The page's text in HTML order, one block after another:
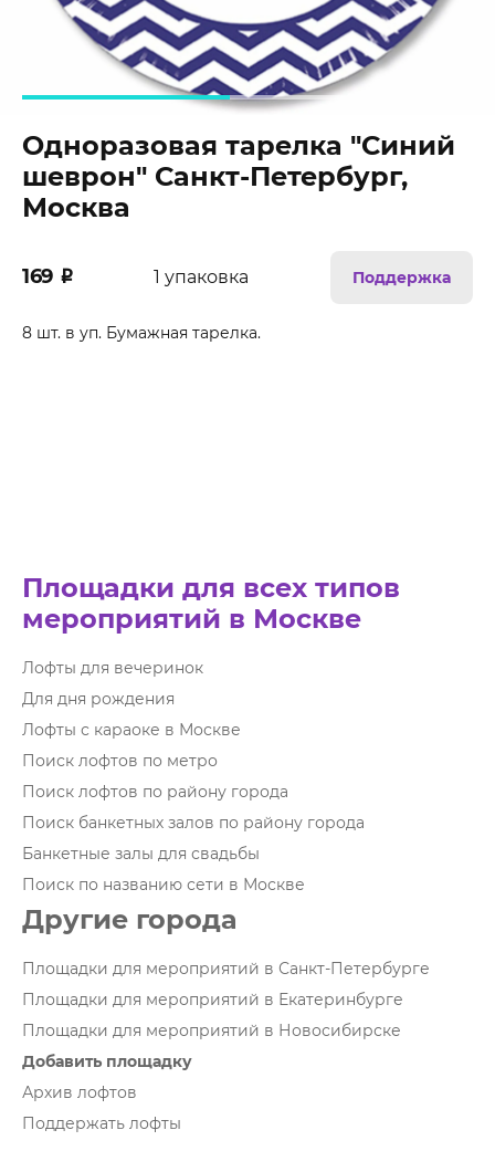
Одноразовая тарелка "Синий
шеврон" Санкт-Петербург,
Москва
169 ₽ 1 упаковка Поддержка
8 шт. в уп. Бумажная тарелка.
Площадки для всех типов
мероприятий в Москве
Лофты для вечеринок
Для дня рождения
Лофты с караоке в Москве
Поиск лофтов по метро
Поиск лофтов по району города
Поиск банкетных залов по району города
Банкетные залы для свадьбы
Поиск по названию сети в Москве
Другие города
Площадки для мероприятий в Санкт-Петербурге
Площадки для мероприятий в Екатеринбурге
Площадки для мероприятий в Новосибирске
Добавить площадку
Архив лофтов
Поддержать лофты